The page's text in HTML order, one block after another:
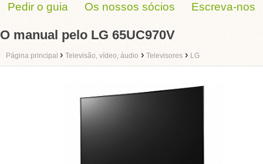
Pedir o guia
Os nossos sócios Escreva-nos
O manual pelo LG 65UC970V
Página principal › Televisão, vídeo, áudio › Televisores › LG